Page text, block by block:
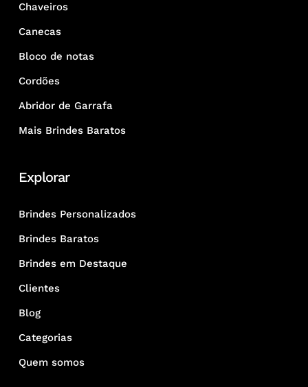
Chaveiros
Canecas
Bloco de notas
Cordões
Abridor de Garrafa
Mais Brindes Baratos
Explorar
Brindes Personalizados
Brindes Baratos
Brindes em Destaque
Clientes
Blog
Categorias
Quem somos